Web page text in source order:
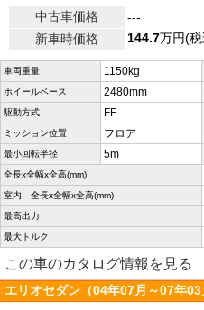
中古車価格
---
新車時価格
144.7万円(
車両重量 1150kg
ホイールベース 2480mm
駆動方式 FF
ミッション位置 フロア
最小回転半径 5m
全長x全幅x全高(mm)
室内 全長x全幅x全高(mm)
最高出力
最大トルク
この車のカタログ情報を見る
エリオセダン（04年07月～07年